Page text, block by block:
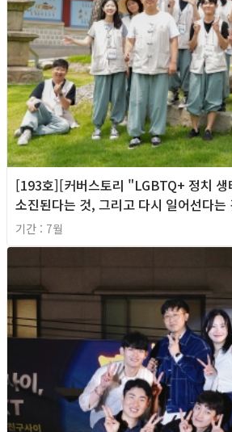
[193호][커버스토리 "LGBTQ+ 정치
소진된다는 것, 그리고 다시 일어선다는
기간 : 7월